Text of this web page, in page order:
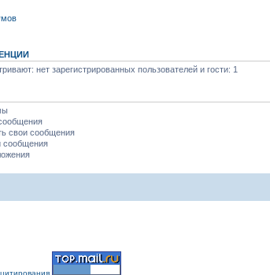
нет зарегистрированных пользователей и гости: 1
свои сообщения
сообщения